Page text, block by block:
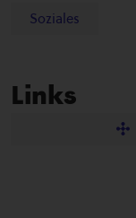
Soziales
Links